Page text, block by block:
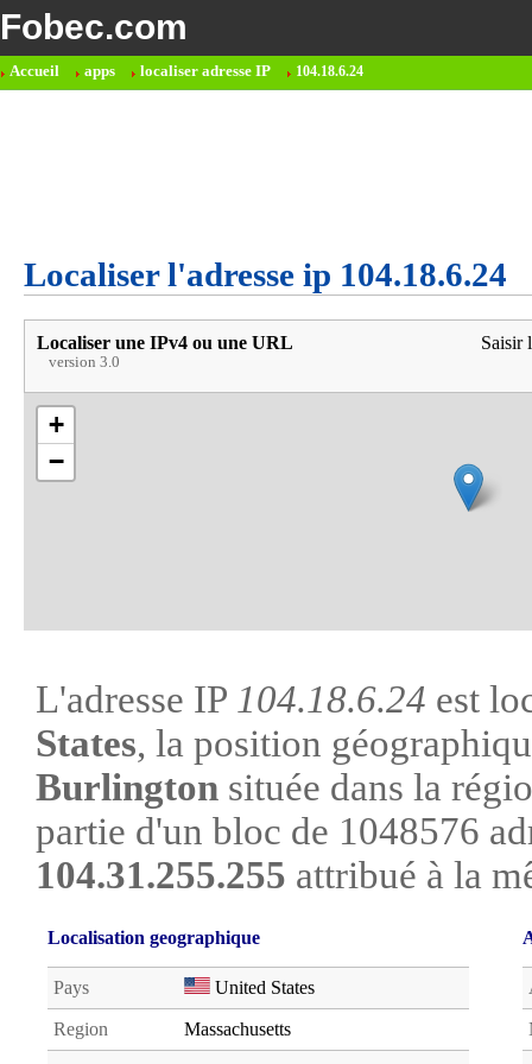
Fobec.com
Accueil apps localiser adresse IP 104.18.6.24
Localiser l'adresse ip 104.18.6.24
Localiser une IPv4 ou une URL
version 3.0
Saisir
+
−
L'adresse IP 104.18.6.24 est
States, la position
Burlington située dans la
partie d'un bloc de 1048576
104.31.255.255 attribué à la
Localisation geographique
Pays United States
Region Massachusetts